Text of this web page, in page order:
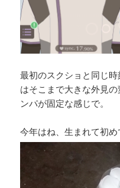
最初のスクショと同じ
はそこまで大きな外見
ンパが固定な感じで。
今年はね、生まれて初